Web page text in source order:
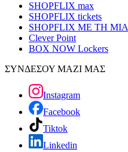
SHOPFLIX max
SHOPFLIX tickets
SHOPFLIX ΜΕ ΤΗ ΜΙΑ
Clever Point
BOX NOW Lockers
ΣΥΝΔΕΣΟΥ ΜΑΖΙ ΜΑΣ
Instagram
Facebook
Tiktok
Linkedin